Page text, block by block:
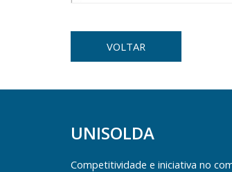
VOLTAR
UNISOLDA
Competitividade e iniciativa no